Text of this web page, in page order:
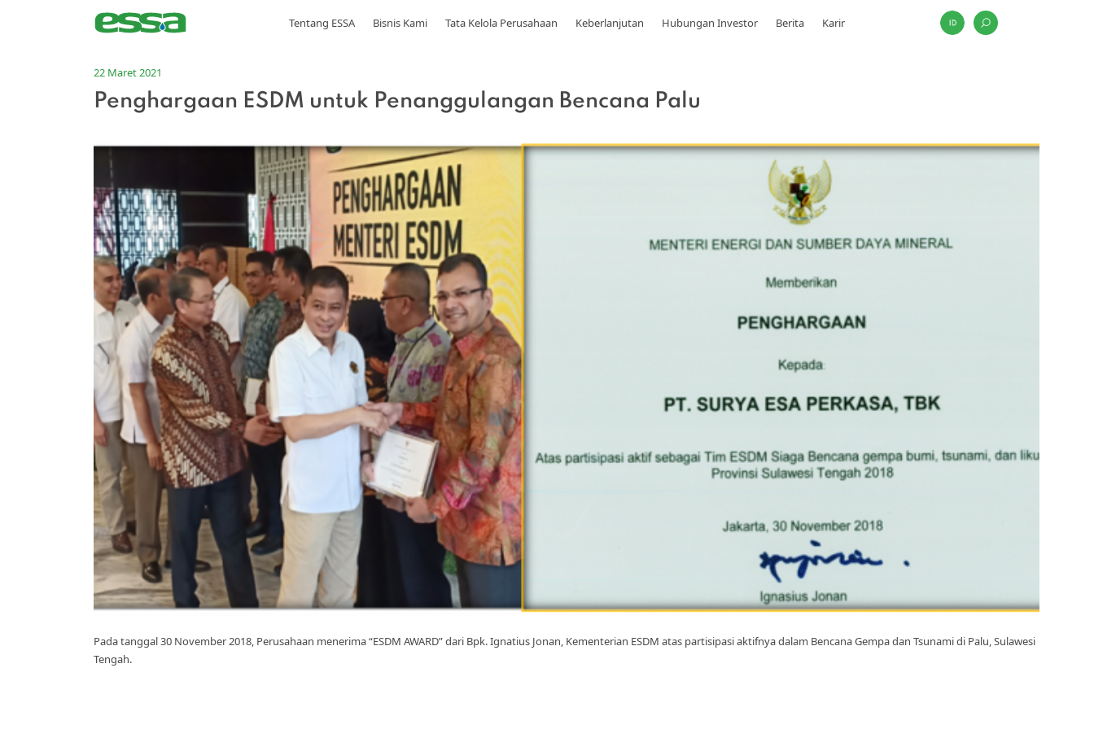
Tentang ESSA Bisnis Kami Tata Kelola Perusahaan Keberlanjutan Hubungan Investor Berita Karir
22 Maret 2021
Penghargaan ESDM untuk Penanggulangan Bencana Palu
Pada tanggal 30 November 2018, Perusahaan menerima “ESDM AWARD” dari Bpk. Ignatius Jonan, Kementerian ESDM atas partisipasi aktifnya dalam Bencana Gempa dan Tsunami di Palu, Sulawesi
Tengah.